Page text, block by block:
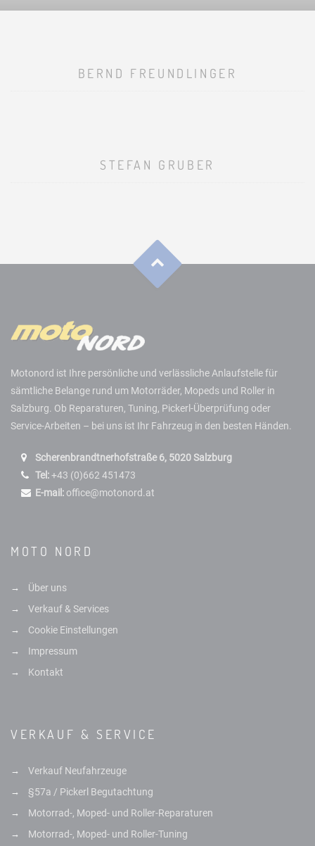
BERND FREUNDLINGER
STEFAN GRUBER
Motonord ist Ihre persönliche und verlässliche Anlaufstelle für
sämtliche Belange rund um Motorräder, Mopeds und Roller in
Salzburg. Ob Reparaturen, Tuning, Pickerl-Überprüfung oder
Service-Arbeiten – bei uns ist Ihr Fahrzeug in den besten Händen.
Scherenbrandtnerhofstraße 6, 5020 Salzburg
Tel:+43 (0)662 451473
E-mail: office@motonord.at
MOTO NORD
Über uns
Verkauf & Services
Cookie Einstellungen
Impressum
Kontakt
VERKAUF & SERVICE
Verkauf Neufahrzeuge
§57a / Pickerl Begutachtung
Motorrad-, Moped- und Roller-Reparaturen
Motorrad-, Moped- und Roller-Tuning